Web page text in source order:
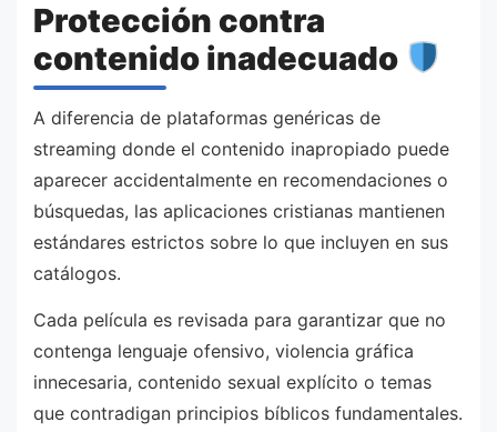
Protección contra
contenido inadecuado
A diferencia de plataformas genéricas de
streaming donde el contenido inapropiado puede
aparecer accidentalmente en recomendaciones o
búsquedas, las aplicaciones cristianas mantienen
estándares estrictos sobre lo que incluyen en sus
catálogos.
Cada película es revisada para garantizar que no
contenga lenguaje ofensivo, violencia gráfica
innecesaria, contenido sexual explícito o temas
que contradigan principios bíblicos fundamentales.